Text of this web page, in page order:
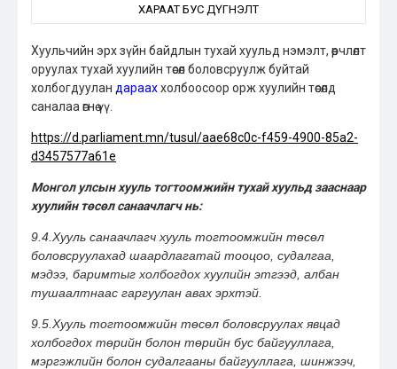
ХАРААТ БУС ДҮГНЭЛТ
Хуульчийн эрх зүйн байдлын тухай хуульд нэмэлт, өөрчлөлт
оруулах тухай хуулийн төсөл боловсруулж буйтай
холбогдуулан дарааххолбоосоор орж хуулийн төсөлд
саналаа өгнө үү.
https://d.parliament.mn/tusul/aae68c0c-f459-4900-85a2-
d3457577a61e
Монгол улсын хууль тогтоомжийн тухай хуульд зааснаар
хуулийн төсөл санаачлагч нь:
9.4.Хууль санаачлагч хууль тогтоомжийн төсөл
боловсруулахад шаардлагатай тооцоо, судалгаа,
мэдээ, баримтыг холбогдох хуулийн этгээд, албан
тушаалтнаас гаргуулан авах эрхтэй.
9.5.Хууль тогтоомжийн төсөл боловсруулах явцад
холбогдох төрийн болон төрийн бус байгууллага,
мэргэжлийн болон судалгааны байгууллага, шинжээч,